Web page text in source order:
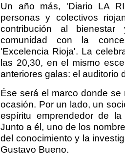
Un año más, 'Diario LA
personas y colectivos
contribución al
comunidad con la
'Excelencia Rioja'. La
las 20,30, en el mismo
anteriores galas: el auditorio
Ése será el marco donde
ocasión. Por un lado, un
espíritu emprendedor de
Junto a él, uno de los
del conocimiento y la
Gustavo Bueno.